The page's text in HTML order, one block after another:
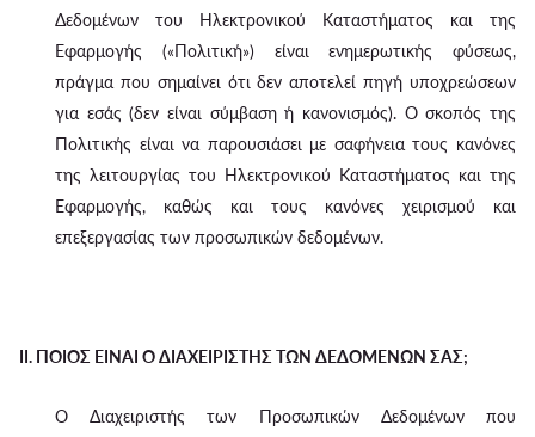
Δεδομένων του Ηλεκτρονικού Καταστήματος και της
Εφαρμογής («Πολιτική») είναι ενημερωτικής φύσεως,
πράγμα που σημαίνει ότι δεν αποτελεί πηγή υποχρεώσεων
για εσάς (δεν είναι σύμβαση ή κανονισμός). Ο σκοπός της
Πολιτικής είναι να παρουσιάσει με σαφήνεια τους κανόνες
της λειτουργίας του Ηλεκτρονικού Καταστήματος και της
Εφαρμογής, καθώς και τους κανόνες χειρισμού και
επεξεργασίας των προσωπικών δεδομένων.
II. ΠΟΙΟΣ ΕΙΝΑΙ Ο ΔΙΑΧΕΙΡΙΣΤΗΣ ΤΩΝ ΔΕΔΟΜΕΝΩΝ ΣΑΣ;
Ο Διαχειριστής των Προσωπικών Δεδομένων που